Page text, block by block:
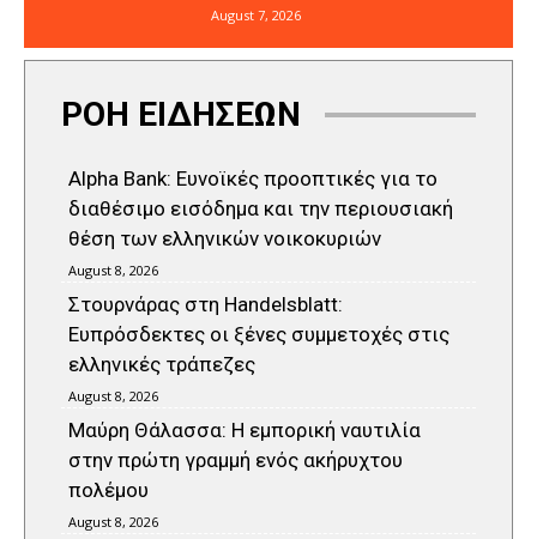
August 7, 2026
ΡΟΗ ΕΙΔΗΣΕΩΝ
Alpha Bank: Ευνοϊκές προοπτικές για το
διαθέσιμο εισόδημα και την περιουσιακή
θέση των ελληνικών νοικοκυριών
August 8, 2026
Στουρνάρας στη Handelsblatt:
Ευπρόσδεκτες οι ξένες συμμετοχές στις
ελληνικές τράπεζες
August 8, 2026
Μαύρη Θάλασσα: Η εμπορική ναυτιλία
στην πρώτη γραμμή ενός ακήρυχτου
πολέμου
August 8, 2026